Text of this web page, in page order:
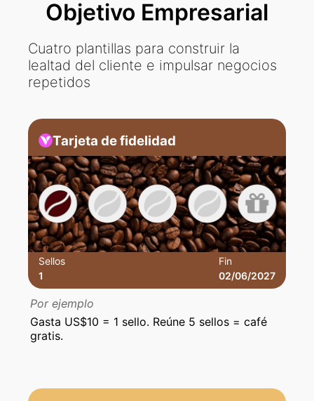
Objetivo Empresarial
Cuatro plantillas para construir la
lealtad del cliente e impulsar negocios
repetidos
Tarjeta de fidelidad
Sellos
1
Fin
02/06/2027
Por ejemplo
Gasta US$10 = 1 sello. Reúne 5 sellos = café
gratis.